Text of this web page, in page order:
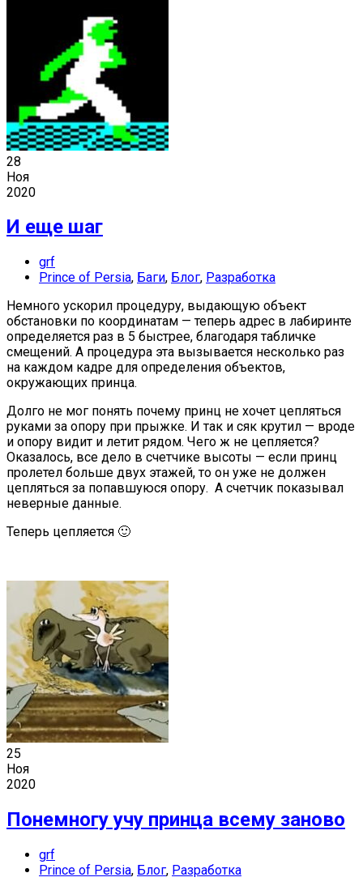
28
Ноя
2020
И еще шаг
grf
Prince of Persia, Баги, Блог, Разработка
Немного ускорил процедуру, выдающую объект
обстановки по координатам — теперь адрес в лабиринте
определяется раз в 5 быстрее, благодаря табличке
смещений. А процедура эта вызывается несколько раз
на каждом кадре для определения объектов,
окружающих принца.
Долго не мог понять почему принц не хочет цепляться
руками за опору при прыжке. И так и сяк крутил — вроде
и опору видит и летит рядом. Чего ж не цепляется?
Оказалось, все дело в счетчике высоты — если принц
пролетел больше двух этажей, то он уже не должен
цепляться за попавшуюся опору. А счетчик показывал
неверные данные.
Теперь цепляется 🙂
25
Ноя
2020
Понемногу учу принца всему заново
grf
Prince of Persia, Блог, Разработка